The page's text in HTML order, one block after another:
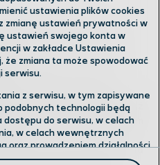
Pakietowej
posiadasz numer w
usuń przekazy
W tym celu wprowadź
i potwierdź go przyciskiem
w kodach do zarządzania
ustawienia plików cookies
zmianę ustawień prywatności w
ustawień swojego konta w
w zakładce Ustawienia
zmiana ta może spowodować
serwisu.
z serwisu, w tym zapisywane
podobnych technologii będą
do serwisu, w celach
w celach wewnętrznych
oraz prowadzeniem działalności
analitycznych i statystycznych,